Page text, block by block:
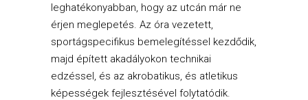
leghatékonyabban, hogy az utcán már ne
érjen meglepetés. Az óra vezetett,
sportágspecifikus bemelegítéssel kezdődik,
majd épített akadályokon technikai
edzéssel, és az akrobatikus, és atletikus
képességek fejlesztésével folytatódik.